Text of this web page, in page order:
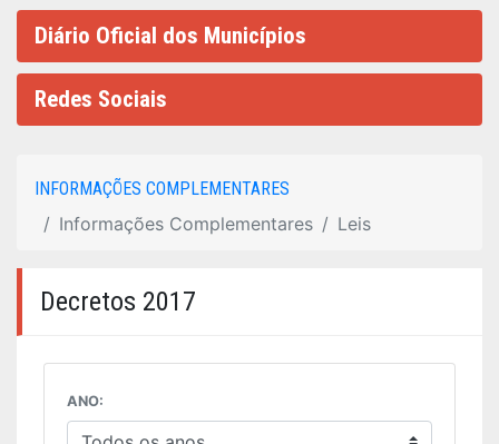
Diário Oficial dos Municípios
Redes Sociais
INFORMAÇÕES COMPLEMENTARES
Informações Complementares Leis
Decretos 2017
ANO: